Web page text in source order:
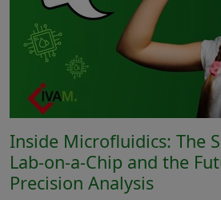
Inside Microfluidics: The
Lab-on-a-Chip and the
Precision Analysis